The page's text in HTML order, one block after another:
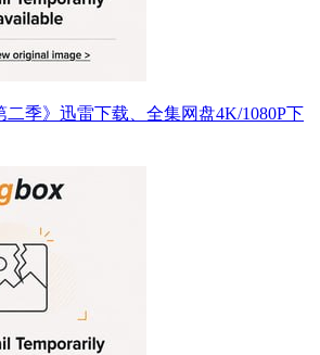
二季》迅雷下载、全集网盘4K/1080P下